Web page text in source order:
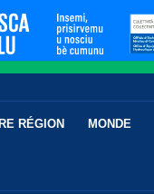
RÉGION MONDE